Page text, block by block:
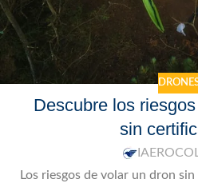
Descubre los
sin
Los riesgos de volar un dron